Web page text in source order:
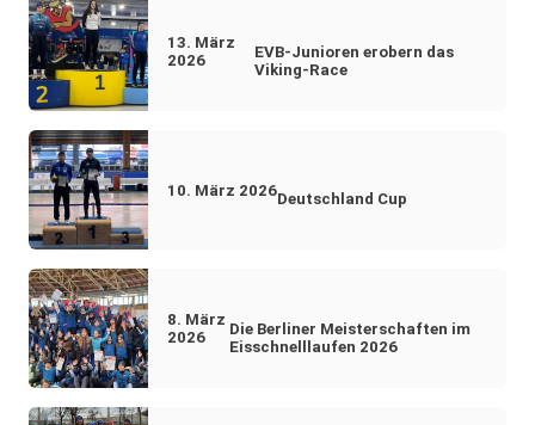
13. März
2026
EVB-Junioren erobern das
Viking-Race
10. März 2026Deutschland Cup
8. März
2026
Die Berliner Meisterschaften im
Eisschnelllaufen 2026